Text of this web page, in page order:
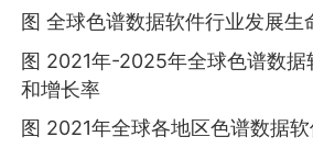
图 全球色谱数据软件行业发展生
图 2021年-2025年全球色谱数据
和增长率
图 2021年全球各地区色谱数据